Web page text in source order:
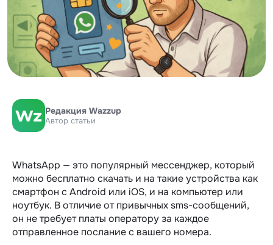
Редакция Wazzup
Автор статьи
WhatsApp — это популярный мессенджер, который
можно бесплатно скачать и на такие устройства как
смартфон с Android или iOS, и на компьютер или
ноутбук. В отличие от привычных sms-сообщений,
он не требует платы оператору за каждое
отправленное послание с вашего номера.